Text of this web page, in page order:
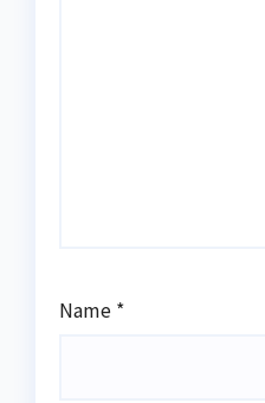
Name *